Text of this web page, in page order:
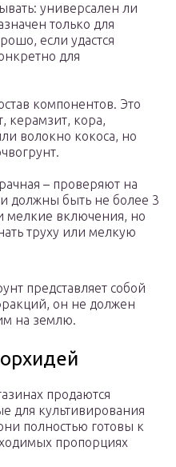
универсален ли
только для
если удастся
для
компонентов. Это
керамзит, кора,
волокно кокоса, но
– проверяют на
должны быть не более 3
мелкие включения, но
труху или мелкую
представляет собой
он не должен
на землю.
продаются
для культивирования
полностью готовы к
пропорциях